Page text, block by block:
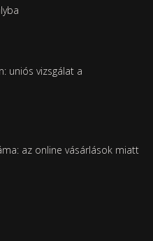
uniós vizsgálat a
az online vásárlások miatt